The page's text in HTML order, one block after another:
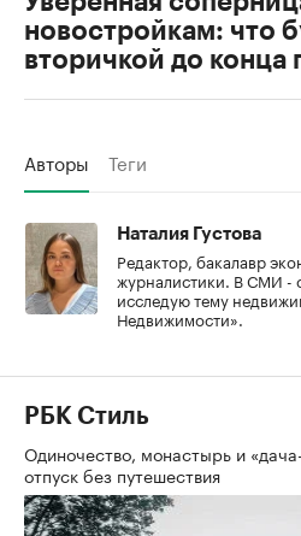
новостройкам: что
вторичкой до конца
Авторы Теги
Наталия Густова
Редактор, бакалавр
журналистики. В СМИ -
исследую тему
Недвижимости».
РБК Стиль
Одиночество, монастырь и
отпуск без путешествия